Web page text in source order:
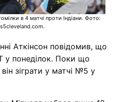
в 4 матчі проти Індіани. Фото:
Аткінсон повідомив, що
у понеділок. Поки що
зіграти у матчі №5 у